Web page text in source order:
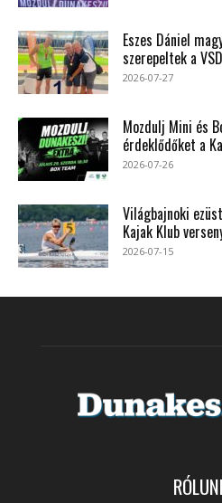
Eszes Dániel
szerepeltek a
2026-07-27
Mozdulj Mini és
érdeklődőket a
2026-07-26
Világbajnoki
Kajak Klub
2026-07-15